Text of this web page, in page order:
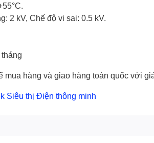
2 kV, Chế độ vi sai: 0.5 kV.
mua hàng và giao hàng toàn quốc với
Siêu thị Điện thông minh